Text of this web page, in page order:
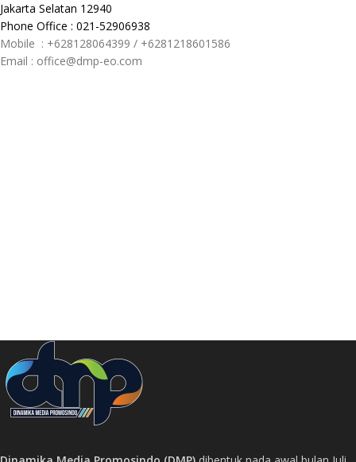
Jakarta Selatan 12940
Phone Office : 021-52906938
Mobile : +628128064399 / +6281218601586
Email : office@dmp-eo.com